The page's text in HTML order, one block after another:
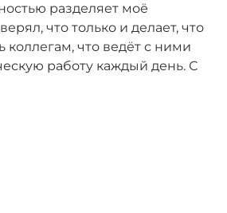
разделяет моё
что только и делает, что
коллегам, что ведёт с ними
работу каждый день. С